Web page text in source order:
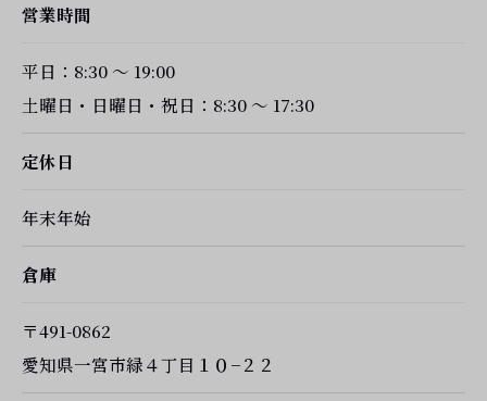
営業時間
平日：8:30 ～ 19:00
土曜日・日曜日・祝日：8:30 ～ 17:30
定休日
年末年始
倉庫
〒491-0862
愛知県一宮市緑４丁目１０−２２